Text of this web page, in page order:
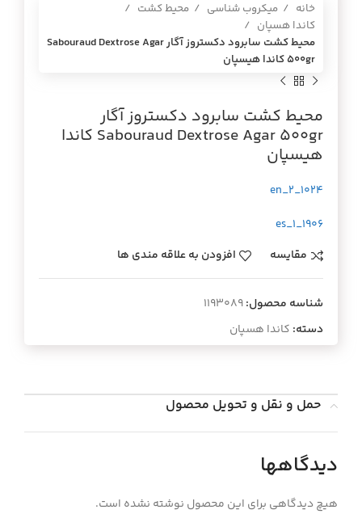
خانه میکروب شناسی
محیط کشت
کاندا هسپان
محيط كشت سابرود دكستروز آگار Sabouraud Dextrose Agar
500gr كاندا هيسپان
محيط كشت سابرود دكستروز آگار
Sabouraud Dextrose Agar 500gr كاندا
هيسپان
1024_en_2
1906_es_1
مقایسه
افزودن به علاقه مندی ها
شناسه محصول:1193089
دسته: کاندا هسپان
حمل و نقل و تحویل محصول
دیدگاهها
هیچ دیدگاهی برای این محصول نوشته نشده است.